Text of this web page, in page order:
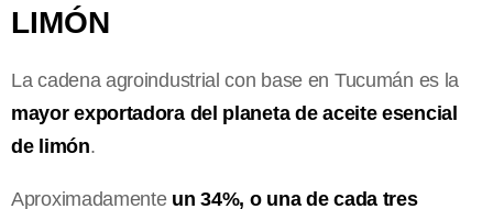
LIMÓN
La cadena agroindustrial con base en Tucumán es la
mayor exportadora del planeta de aceite esencial
de limón.
Aproximadamente un 34%, o una de cada tres